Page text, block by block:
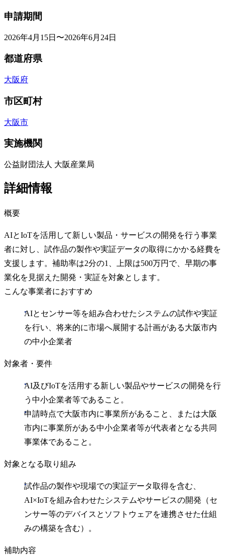
申請期間
2026年4月15日〜2026年6月24日
都道府県
大阪府
市区町村
大阪市
実施機関
公益財団法人 大阪産業局
詳細情報
概要
AIとIoTを活用して新しい製品・サービスの開発を行う事業
者に対し、試作品の製作や実証データの取得にかかる経費を
支援します。補助率は2分の1、上限は500万円で、早期の事
業化を見据えた開発・実証を対象とします。
こんな事業者におすすめ
AIとセンサー等を組み合わせたシステムの試作や実証
を行い、将来的に市場へ展開する計画がある大阪市内
の中小企業者
対象者・要件
AI及びIoTを活用する新しい製品やサービスの開発を行
う中小企業者等であること。
申請時点で大阪市内に事業所があること、または大阪
市内に事業所がある中小企業者等が代表者となる共同
事業体であること。
対象となる取り組み
試作品の製作や現場での実証データ取得を含む、
AI×IoTを組み合わせたシステムやサービスの開発（セ
ンサー等のデバイスとソフトウェアを連携させた仕組
みの構築を含む）。
補助内容